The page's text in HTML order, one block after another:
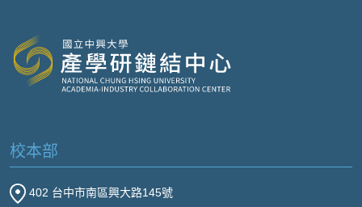
校本部
402 台中市南區興大路145號